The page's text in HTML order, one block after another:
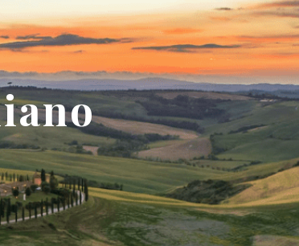
L’AZIENDA
Academy Bazzara
B2B
AREA RISERVATA
Il mio account
Hai bisogno d’aiuto?
FAQ
Logout